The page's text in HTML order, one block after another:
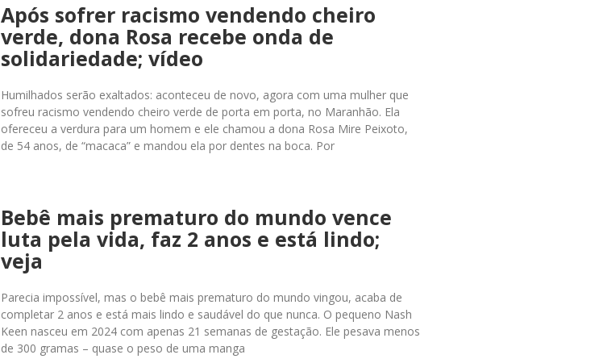
Após sofrer racismo vendendo cheiro
verde, dona Rosa recebe onda de
solidariedade; vídeo
Humilhados serão exaltados: aconteceu de novo, agora com uma mulher que
sofreu racismo vendendo cheiro verde de porta em porta, no Maranhão. Ela
ofereceu a verdura para um homem e ele chamou a dona Rosa Mire Peixoto,
de 54 anos, de “macaca” e mandou ela por dentes na boca. Por
Bebê mais prematuro do mundo vence
luta pela vida, faz 2 anos e está lindo;
veja
Parecia impossível, mas o bebê mais prematuro do mundo vingou, acaba de
completar 2 anos e está mais lindo e saudável do que nunca. O pequeno Nash
Keen nasceu em 2024 com apenas 21 semanas de gestação. Ele pesava menos
de 300 gramas – quase o peso de uma manga